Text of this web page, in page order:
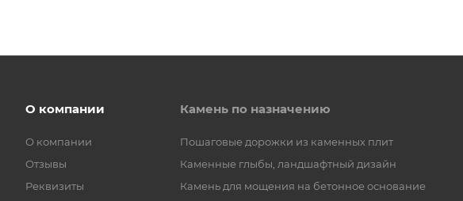
О компании
О компании
Отзывы
Реквизиты
Камень по назначению
Пошаговые дорожки из каменных плит
Каменные глыбы, ландшафтный дизайн
Камень для мощения на бетонное основание